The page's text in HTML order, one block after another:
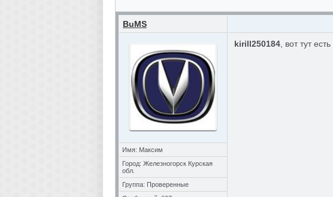
BuMS
Имя: Максим
Город: Железногорск Курская
обл.
Группа: Проверенные
kirill250184 , вот тут есть